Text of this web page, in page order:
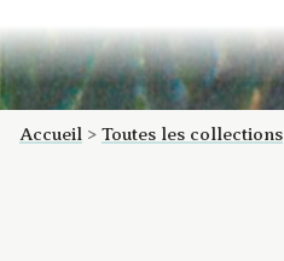
Accueil > Toutes les collections